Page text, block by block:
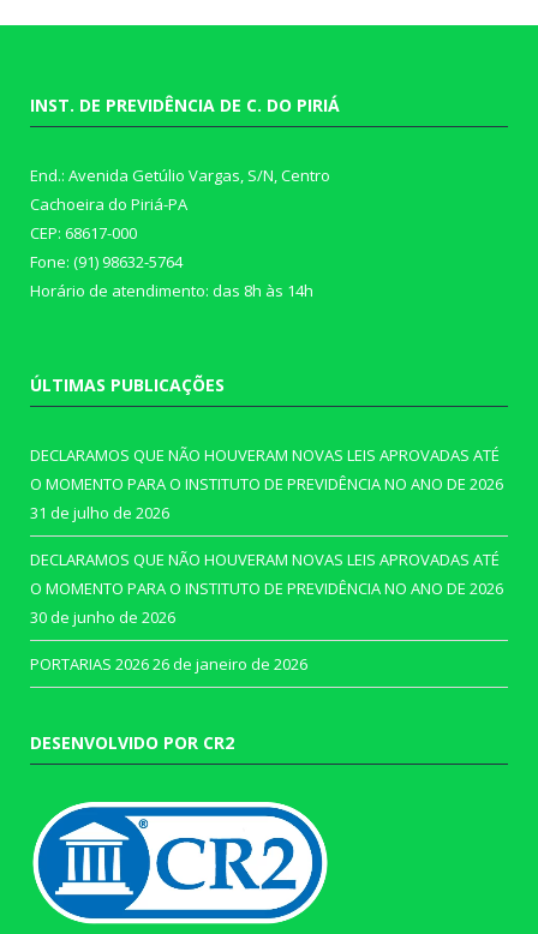
INST. DE PREVIDÊNCIA DE C. DO PIRIÁ
End.: Avenida Getúlio Vargas, S/N, Centro
Cachoeira do Piriá-PA
CEP: 68617-000
Fone: (91) 98632-5764
Horário de atendimento: das 8h às 14h
ÚLTIMAS PUBLICAÇÕES
DECLARAMOS QUE NÃO HOUVERAM NOVAS LEIS APROVADAS ATÉ
O MOMENTO PARA O INSTITUTO DE PREVIDÊNCIA NO ANO DE 2026
31 de julho de 2026
DECLARAMOS QUE NÃO HOUVERAM NOVAS LEIS APROVADAS ATÉ
O MOMENTO PARA O INSTITUTO DE PREVIDÊNCIA NO ANO DE 2026
30 de junho de 2026
PORTARIAS 202626 de janeiro de 2026
DESENVOLVIDO POR CR2